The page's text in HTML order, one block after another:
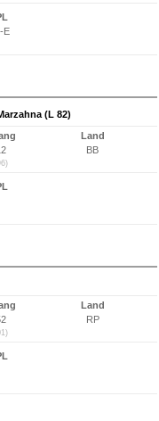
E
(L 82)
Land
BB
Land
RP